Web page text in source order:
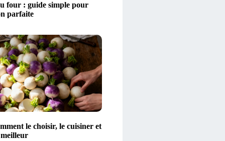
four : guide simple pour
parfaite
le choisir, le cuisiner et